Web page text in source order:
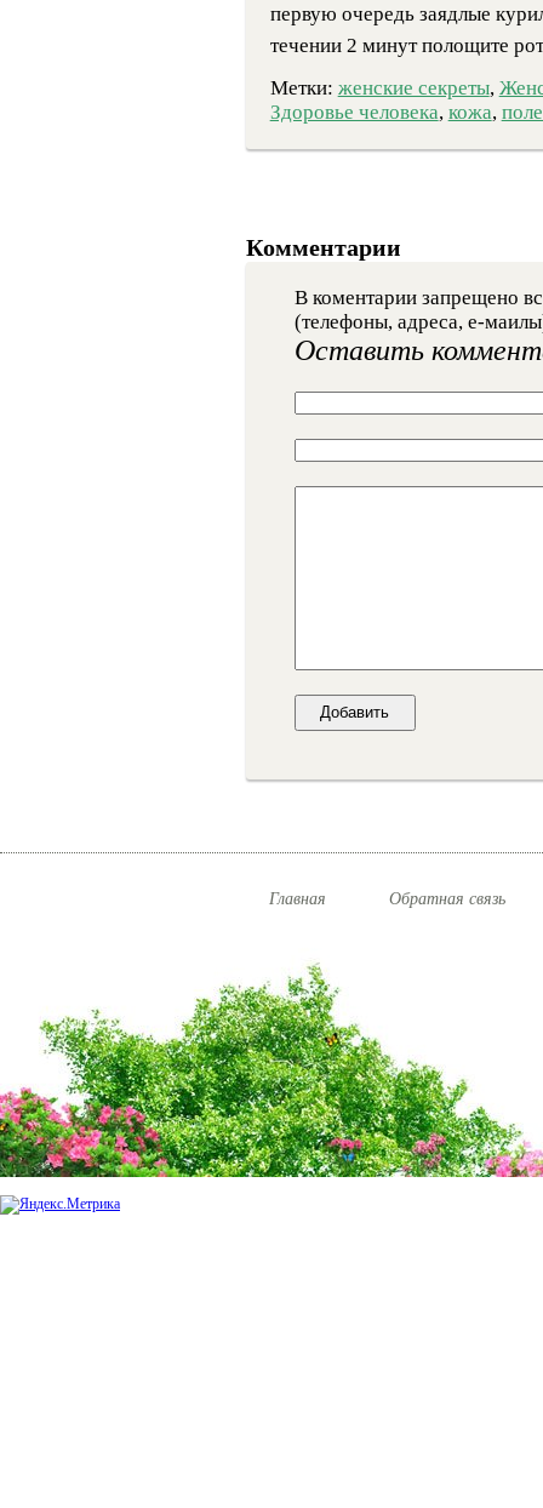
первую очередь заядлые
течении 2 минут полощите
Метки: женские секреты,
Здоровье человека, кожа,
Комментарии
В коментарии запрещено
(телефоны, адреса, е-
Оставить
Главная Обратная связь